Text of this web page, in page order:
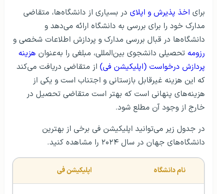
برای اخذ پذیرش و اپلای در بسیاری از دانشگاه‌ها، متقاضی
مدارک خود را برای بررسی به دانشگاه ارائه می‌دهد و
دانشگاه‌ها در قبال بررسی مدارک و پردازش اطلاعات شخصی و
رزومه تحصیلی دانشجوی بین‌المللی، مبلغی را به‌عنوان هزینه
پردازش درخواست (اپلیکیشن فی) از متقاضی دریافت می‌کند
که این هزینه غیرقابل بازستانی و اجتناب است و یکی از
هزینه‌های پنهانی است که بهتر است متقاضی تحصیل در
خارج از وجود آن مطلع شود.
در جدول زیر می‌توانید اپلیکیشن فی برخی از بهترین
دانشگاه‌های جهان در سال ۲۰۲۴ را مشاهده کنید.
نام دانشگاه اپلیکیشن فی